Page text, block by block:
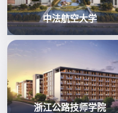
中法航空大学
浙江公路技师学院